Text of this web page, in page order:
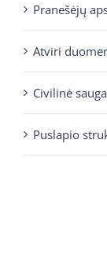
Pranešėjų
Atviri
Civilinė sauga
Puslapio